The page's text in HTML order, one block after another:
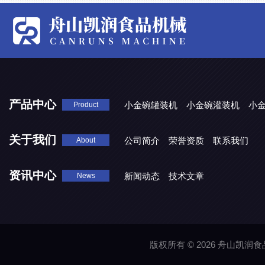
产品中心 Product 小金碗罐装机 小金碗灌装机 小
关于我们 About 公司简介 荣誉资质 联系我们
资讯中心 News 新闻动态 技术文章
版权所有 © 2026 舟山凯润